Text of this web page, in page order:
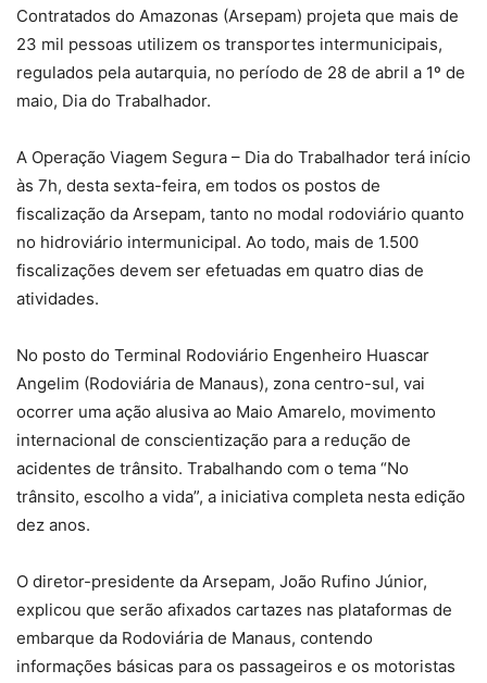
Contratados do Amazonas (Arsepam) projeta que mais de
23 mil pessoas utilizem os transportes intermunicipais,
regulados pela autarquia, no período de 28 de abril a 1º de
maio, Dia do Trabalhador.
A Operação Viagem Segura – Dia do Trabalhador terá início
às 7h, desta sexta-feira, em todos os postos de
fiscalização da Arsepam, tanto no modal rodoviário quanto
no hidroviário intermunicipal. Ao todo, mais de 1.500
fiscalizações devem ser efetuadas em quatro dias de
atividades.
No posto do Terminal Rodoviário Engenheiro Huascar
Angelim (Rodoviária de Manaus), zona centro-sul, vai
ocorrer uma ação alusiva ao Maio Amarelo, movimento
internacional de conscientização para a redução de
acidentes de trânsito. Trabalhando com o tema “No
trânsito, escolho a vida”, a iniciativa completa nesta edição
dez anos.
O diretor-presidente da Arsepam, João Rufino Júnior,
explicou que serão afixados cartazes nas plataformas de
embarque da Rodoviária de Manaus, contendo
informações básicas para os passageiros e os motoristas